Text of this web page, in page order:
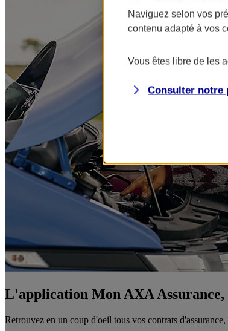
L'application Mon AXA Assurance,
Retrouvez en un coup d'oeil tous vos contrats
Naviguez selon vos
contenu adapté à vos
Vous êtes libre de les
Consulter notre